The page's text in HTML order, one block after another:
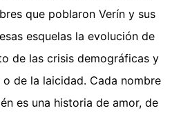
que poblaron Verín y sus
esquelas la evolución de
de las crisis demográficas y
de la laicidad. Cada nombre
es una historia de amor, de